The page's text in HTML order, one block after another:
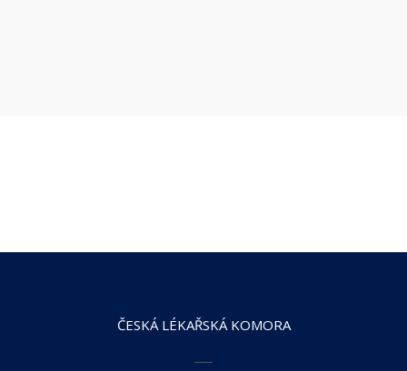
ČESKÁ LÉKAŘSKÁ KOMORA